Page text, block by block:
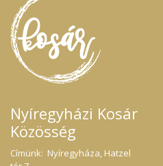
Nyíregyházi Kosár
Közösség
Címünk: Nyíregyháza, Hatzel